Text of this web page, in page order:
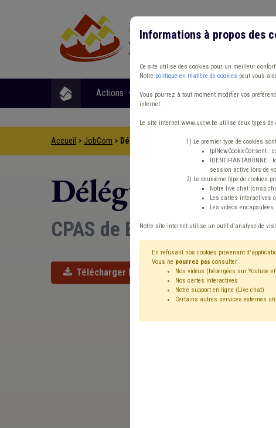
Actions Matières
Accueil > JobCom > Délégué(e) à la Protection des Données
Délégué(e) à la
CPAS de Bastogne
Télécharger l'offre d'emploi
Informations à propos des
Ce site utilise des cookies pour un meilleur
Notre politique en matière de cookies peut vous
Vous pourrez à tout moment modifier vos
internet.
Le site internet www.uvcw.be utilise deux types de
1) Le premier type de cookies
tplNewCookieConsent :
IDENTIFIANTABONNE
session active lors de
2) Le deuxième type de cookies
Notre live chat
Les cartes interactives
Les vidéos
Notre site internet utilise un outil d'analyse de
En refusant nos cookies provenant
Vous ne pourrez pas consulter
Nos vidéos (hébergées sur Youtube
Nos cartes interactives
Notre support en ligne (Live chat)
Certains autres services externes